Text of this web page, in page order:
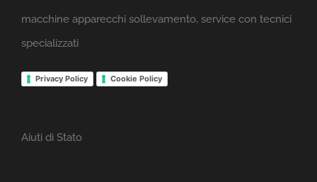
macchine apparecchi sollevamento, service con tecnici
specializzati
Privacy Policy Cookie Policy
Aiuti di Stato